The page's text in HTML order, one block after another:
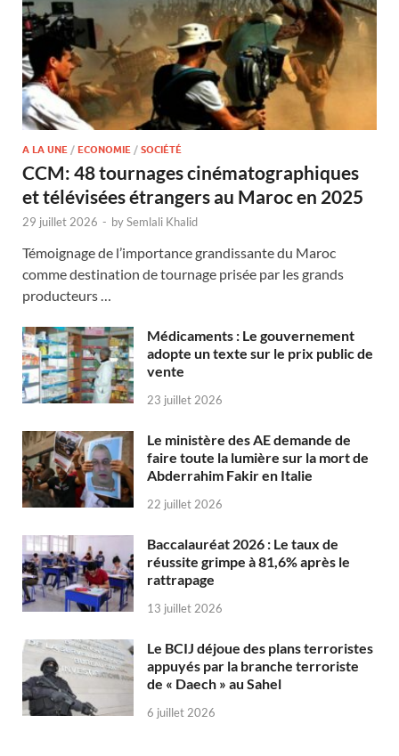
A LA UNE / ECONOMIE / SOCIÉTÉ
CCM: 48 tournages cinématographiques
et télévisées étrangers au Maroc en 2025
29 juillet 2026 - bySemlali Khalid
Témoignage de l’importance grandissante du Maroc
comme destination de tournage prisée par les grands
producteurs …
Médicaments : Le gouvernement
adopte un texte sur le prix public de
vente
23 juillet 2026
Le ministère des AE demande de
faire toute la lumière sur la mort de
Abderrahim Fakir en Italie
22 juillet 2026
Baccalauréat 2026 : Le taux de
réussite grimpe à 81,6% après le
rattrapage
13 juillet 2026
Le BCIJ déjoue des plans terroristes
appuyés par la branche terroriste
de « Daech » au Sahel
6 juillet 2026